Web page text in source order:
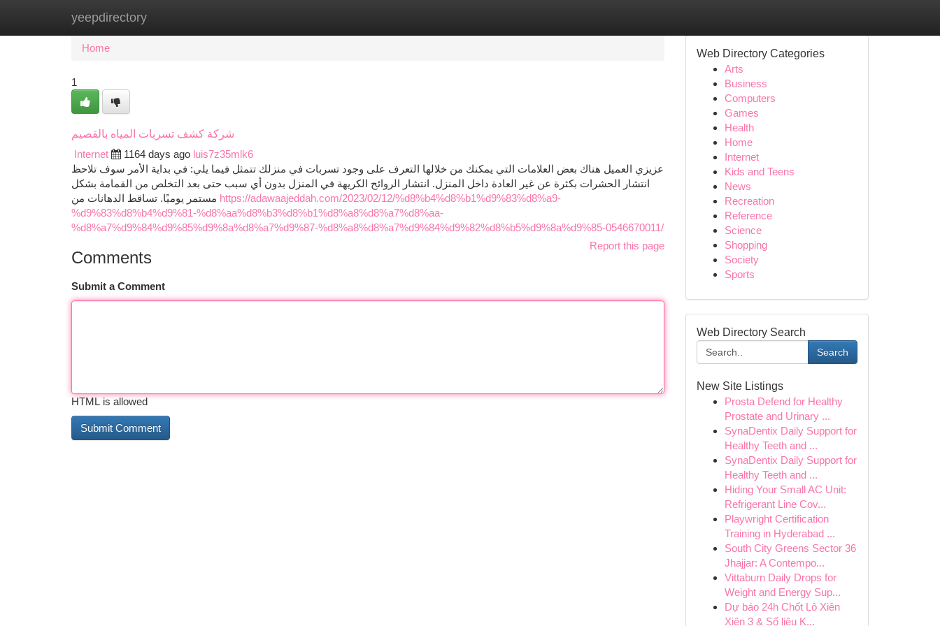
yeepdirectory
Home New Site Listings
Home
1
شركة كشف تسربات المياه بالقصيم
Internet
1164 days ago luis7z35mlk6
عزيزي العميل هناك بعض العلامات التي يمكنك من خلالها التعرف على وجود تسربات في منزلك تتمثل فيما يلي: في بداية الأمر سوف تلاحظ
انتشار الحشرات بكثرة عن غير العادة داخل المنزل. انتشار الروائح الكريهة في المنزل بدون أي سبب حتى بعد التخلص من القمامة بشكل
https://adawaajeddah.com/2023/02/12/%d8%b4%d8%b1%d9%83%d8%a9-
%d9%83%d8%b4%d9%81-%d8%aa%d8%b3%d8%b1%d8%a8%d8%a7%d8%aa-
%d8%a7%d9%84%d9%85%d9%8a%d8%a7%d9%87-%d8%a8%d8%a7%d9%84%d9%82%d8%b5%d9%8a%d9%85-0546670011/
Report this page
Comments
Submit a Comment
HTML is allowed
Web Directory Categories
Arts
Business
Computers
Games
Health
Home
Internet
Kids and Teens
News
Recreation
Reference
Science
Shopping
Society
Sports
Web Directory Search
Search
New Site Listings
Prosta Defend for Healthy
Prostate and Urinary ...
SynaDentix Daily Support for
Healthy Teeth and ...
SynaDentix Daily Support for
Healthy Teeth and ...
Hiding Your Small AC Unit:
Refrigerant Line Cov...
Playwright Certification
Training in Hyderabad ...
South City Greens Sector 36
Jhajjar: A Contempo...
Vittaburn Daily Drops for
Weight and Energy Sup...
Dự báo 24h Chốt Lô Xiên
Xiên 3 & Số liệu K...